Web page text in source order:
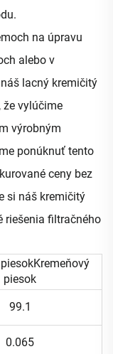
na úpravu
alebo v
lacný kremičitý
že vylúčime
výrobným
ponúknuť tento
ceny bez
si náš kremičitý
riešenia filtračného
piesok
99.1
0.065